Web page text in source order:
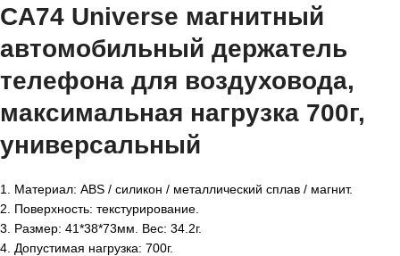
CA74 Universe магнитный
автомобильный держатель
телефона для воздуховода,
максимальная нагрузка 700г,
универсальный
1. Материал: ABS / силикон / металлический сплав / магнит.
2. Поверхность: текстурирование.
3. Размер: 41*38*73мм. Вес: 34.2г.
4. Допустимая нагрузка: 700г.